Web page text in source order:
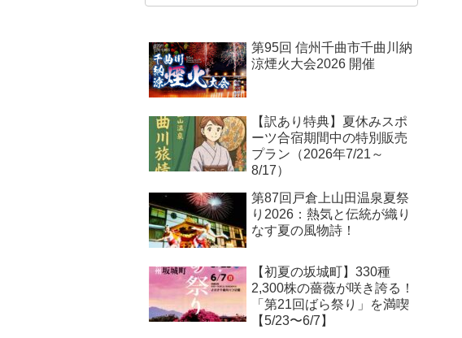
第95回 信州千曲市千曲川納
涼煙火大会2026 開催
【訳あり特典】夏休みスポ
ーツ合宿期間中の特別販売
プラン（2026年7/21～
8/17）
第87回戸倉上山田温泉夏祭
り2026：熱気と伝統が織り
なす夏の風物詩！
【初夏の坂城町】330種
2,300株の薔薇が咲き誇る！
「第21回ばら祭り」を満喫
【5/23〜6/7】